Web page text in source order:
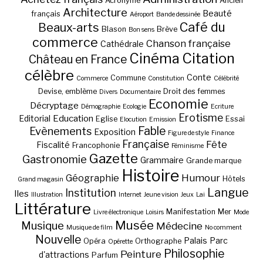
français Architecture Aéroport Bande dessinée Beauté
Beaux-arts Blason Bon sens Brève Café du
commerce Cathédrale Chanson française
Château en France Cinéma Citation
célèbre Commerce Commune Constitution Conte Célébrité
Devise, emblème Divers Documentaire Droit des femmes
Décryptage Démographie Ecologie Economie Ecriture
Editorial Education Eglise Elocution Emission Erotisme Essai
Evènements Exposition Fable Figure de style Finance
Fiscalité Francophonie Française Féminisme Fête
Gastronomie Gazette Grammaire Grande marque
Grand magasin Géographie Histoire Humour Hôtels
Iles Illustration Institution Internet Jeune vision Jeux Lai Langue
Littérature Livre électronique Loisirs Manifestation Mer Mode
Musique Musique de film Musée Médecine No comment
Nouvelle Opéra Opérette Orthographe Palais Parc
d'attractions Parfum Peinture Philosophie